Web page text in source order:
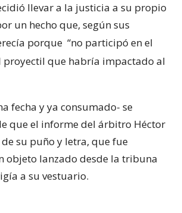
llevar a la justicia a su propio
un hecho que, según sus
porque “no participó en el
proyectil que habría impactado al
fecha y ya consumado- se
que el informe del árbitro Héctor
su puño y letra, que fue
objeto lanzado desde la tribuna
a su vestuario.